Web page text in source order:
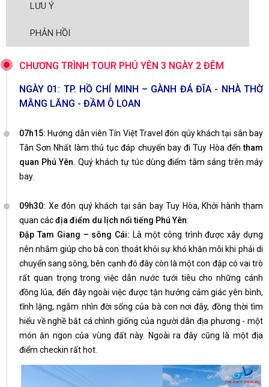
LƯU Ý
PHẢN HỒI
CHƯƠNG TRÌNH TOUR PHÚ YÊN 3 NGÀY 2 ĐÊM
NGÀY 01: TP. HỒ CHÍ MINH – GÀNH ĐÁ ĐĨA - NHÀ THỜ
MẰNG LĂNG - ĐẦM Ô LOAN
07h15: Hướng dẫn viên Tín Việt Travel đón qúy khách tại sân bay
Tân Sơn Nhất làm thủ tục đáp chuyến bay đi Tuy Hòa đếntham
quan Phú Yên. Quý khách tự túc dùng điểm tâm sáng trên máy
bay.
09h30: Xe đón quý khách tại sân bay Tuy Hòa, Khởi hành tham
quan cácđịa điểm du lịch nổi tiếng Phú Yên:
Đập Tam Giang – sông Cái: Là một công trình được xây dựng
nên nhằm giúp cho bà con thoát khỏi sự khó khăn mỗi khi phải di
chuyển sang sông, bên cạnh đó đây còn là một con đập có vai trò
rất quan trọng trong việc dẫn nước tưới tiêu cho những cánh
đồng lúa, đến đây ngoài việc được tận hưởng cảm giác yên bình,
tĩnh lặng, ngắm nhìn đời sống của bà con nơi đây, đồng thời tìm
hiểu về nghề bắt cá chình giống của người dân địa phương - một
món ăn ngon của vùng đất này. Ngoài ra đây cũng là một địa
điểm checkin rất hot.